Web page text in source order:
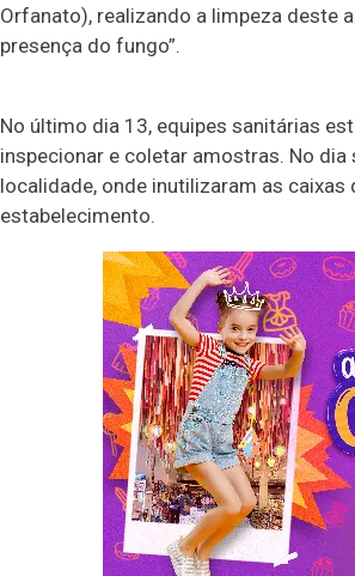
Orfanato), realizando a limpeza deste
presença do fungo”.
No último dia 13, equipes sanitárias
inspecionar e coletar amostras. No
localidade, onde inutilizaram as caixas
estabelecimento.